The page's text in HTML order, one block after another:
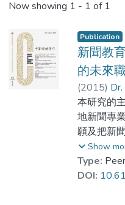
Now showing 1 - 1 of 1
Publication
新聞教
的未來
(2015)
羅文輝
;
余舒虹
;
本研究的
地新聞專
願及把新
影響因素.
三地大學
發現,三地
Show
Type:
DOI: